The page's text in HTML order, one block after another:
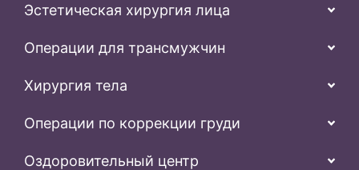
Эстетическая хирургия лица
Операции для трансмужчин
Хирургия тела
Операции по коррекции груди
Оздоровительный центр